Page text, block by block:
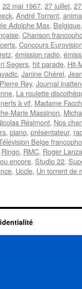
22 mai 1967, 27 juillet,
, André Torrent,
Adolphe Max, Belgique
, Chanson
, Concours
, émission radio,
Segers, hit parade, Hit-
, Janine Chérel,
Rey, Journal
, La roulette
à vif, Madame
Marie Massinon,
Résimont, Nos
, piano, présentateur,
Belge
Ringo, RMC, Roger
encore, Studio 22,
, Uccle, Un torrent de